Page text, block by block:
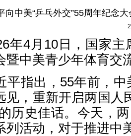
向中美“乒乓外交”55周年纪念
年4月10日，国家主
暨中美青少年体育交
平指出，55年前，
见，重新开启两国人
历史佳话。今天，
列活动，对于推进中